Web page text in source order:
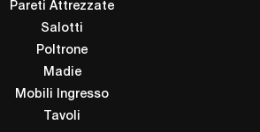
Pareti Attrezzate
Salotti
Poltrone
Madie
Mobili Ingresso
Tavoli